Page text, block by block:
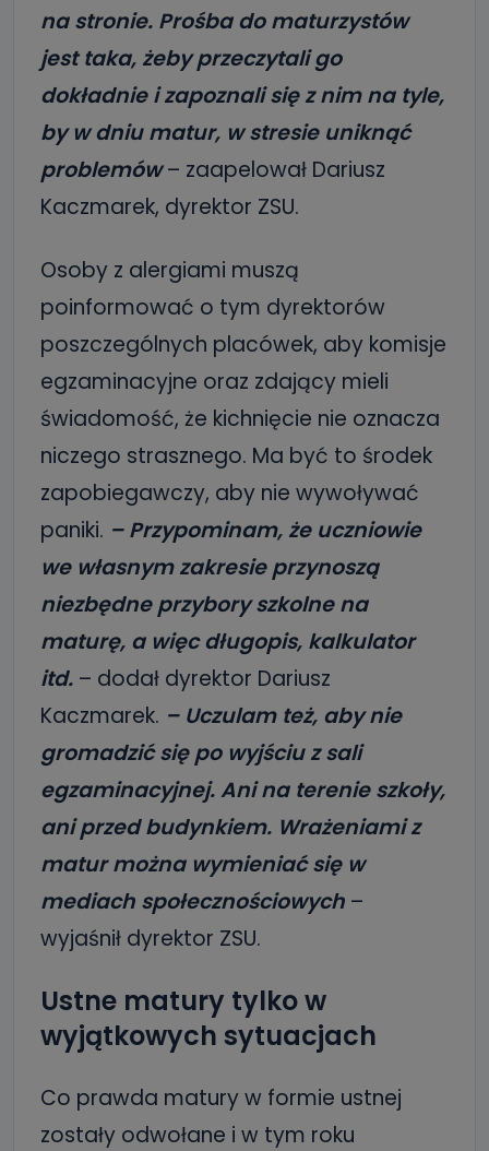
na stronie. Prośba do maturzystów
jest taka, żeby przeczytali go
dokładnie i zapoznali się z nim na tyle,
by w dniu matur, w stresie uniknąć
problemów– zaapelował Dariusz
Kaczmarek, dyrektor ZSU.
Osoby z alergiami muszą
poinformować o tym dyrektorów
poszczególnych placówek, aby komisje
egzaminacyjne oraz zdający mieli
świadomość, że kichnięcie nie oznacza
niczego strasznego. Ma być to środek
zapobiegawczy, aby nie wywoływać
paniki. – Przypominam, że uczniowie
we własnym zakresie przynoszą
niezbędne przybory szkolne na
maturę, a więc długopis, kalkulator
itd. – dodał dyrektor Dariusz
Kaczmarek. – Uczulam też, aby nie
gromadzić się po wyjściu z sali
egzaminacyjnej. Ani na terenie szkoły,
ani przed budynkiem. Wrażeniami z
matur można wymieniać się w
mediach społecznościowych –
wyjaśnił dyrektor ZSU.
Ustne matury tylko w
wyjątkowych sytuacjach
Co prawda matury w formie ustnej
zostały odwołane i w tym roku